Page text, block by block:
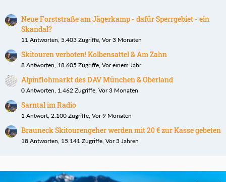
Neue Forststraße am Jägerkamp - dafür Sperrgebiet - ein
Skandal?
11 Antworten, 5.403 Zugriffe, Vor 3 Monaten
Skitouren verboten! Kolbensattel & Am Zahn
8 Antworten, 18.605 Zugriffe, Vor einem Jahr
Alpinflohmarkt des DAV München & Oberland
0 Antworten, 1.462 Zugriffe, Vor 3 Monaten
Sarntal im Radio
1 Antwort, 2.100 Zugriffe, Vor 9 Monaten
Brauneck Skitourengeher werden mit 20 € zur Kasse gebeten
18 Antworten, 15.141 Zugriffe, Vor 3 Jahren